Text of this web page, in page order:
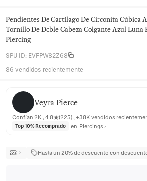
Pendientes De Cartílago De Circonita Cúbica
Tornillo De Doble Cabeza Colgante Azul Luna
Piercing
SPU ID: EVFPW82Z68
86 vendidos recientemente
Veyra Pierce
Veyra Pierce
Confían 2K , 4.8★(225) , +38K vendidos
Top 10% Recomprado en Piercings
Hasta un 20% de descuento con